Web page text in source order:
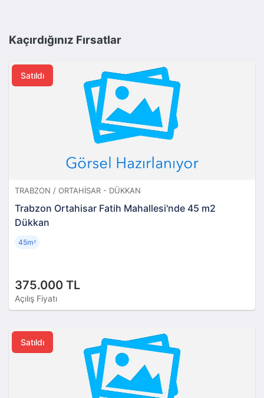
Kaçırdığınız Fırsatlar
Satıldı
TRABZON / ORTAHISAR - DÜKKAN
Trabzon Ortahisar Fatih Mahallesi'nde 45 m2
Dükkan
375.000 TL
Açılış Fiyatı
45m²
Satıldı